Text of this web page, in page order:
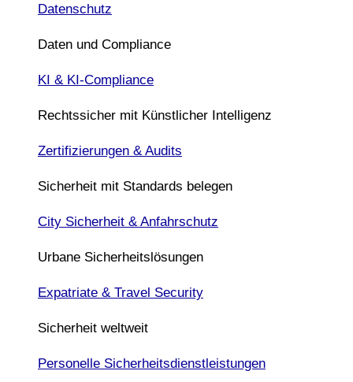
Datenschutz
Daten und Compliance
KI & KI-Compliance
Rechtssicher mit Künstlicher Intelligenz
Zertifizierungen & Audits
Sicherheit mit Standards belegen
City Sicherheit & Anfahrschutz
Urbane Sicherheitslösungen
Expatriate & Travel Security
Sicherheit weltweit
Personelle Sicherheitsdienstleistungen